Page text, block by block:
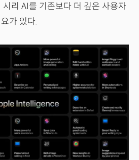
리 AI를 기존보다 더 깊은 사용자
가 있다.